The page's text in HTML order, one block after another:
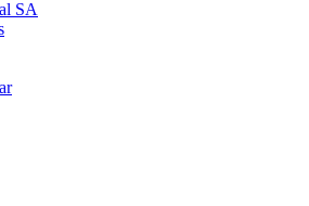
SA